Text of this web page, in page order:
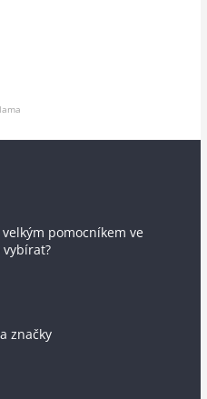
pomocníkem ve
vybírat?
značky